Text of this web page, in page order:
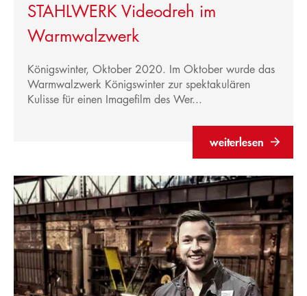
STAHLWERK Videodreh im
Warmwalzwerk
Königswinter, Oktober 2020. Im Oktober wurde das
Warmwalzwerk Königswinter zur spektakulären
Kulisse für einen Imagefilm des Wer...
weiterlesen